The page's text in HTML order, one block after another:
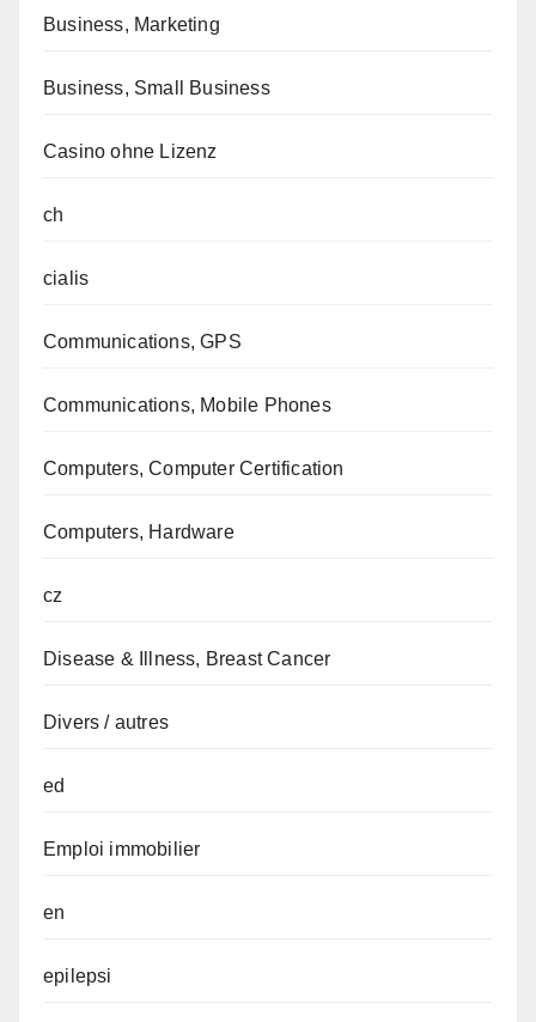
Business, Marketing
Business, Small Business
Casino ohne Lizenz
ch
cialis
Communications, GPS
Communications, Mobile Phones
Computers, Computer Certification
Computers, Hardware
cz
Disease & Illness, Breast Cancer
Divers / autres
ed
Emploi immobilier
en
epilepsi